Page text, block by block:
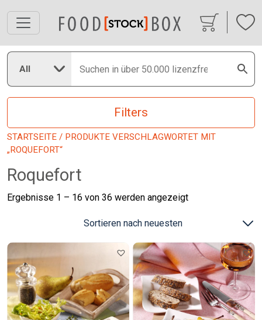
All
Filters
STARTSEITE / PRODUKTE VERSCHLAGWORTET MIT
„ROQUEFORT“
Roquefort
Ergebnisse 1 – 16 von 36 werden angezeigtNach